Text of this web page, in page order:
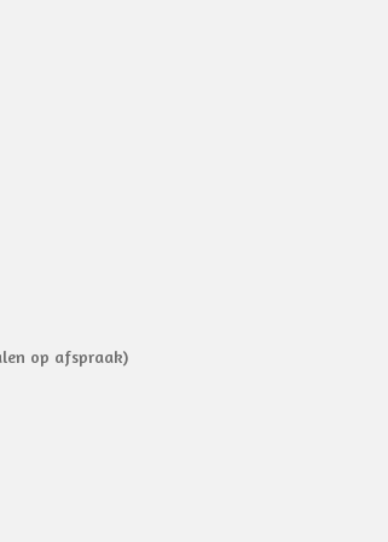
op afspraak)